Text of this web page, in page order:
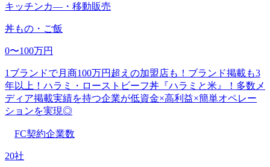
キッチンカ―・移動販売
丼もの・ご飯
0〜100万円
1ブランドで月商100万円超えの加盟店も！ブランド掲載も3
年以上！ハラミ・ローストビーフ丼『ハラミと米』！多数メ
ディア掲載実績を持つ企業が低資金×高利益×簡単オペレー
ションを実現◎
FC契約企業数
20社